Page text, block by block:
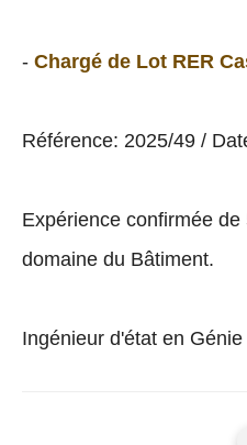
- Chargé de Lot RER
Référence: 2025/49 /
Expérience confirmée
domaine du Bâtiment.
Ingénieur d'état en